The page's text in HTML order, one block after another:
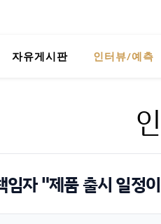
자유게시판 인터뷰/예측
자 "제품 출시 일정